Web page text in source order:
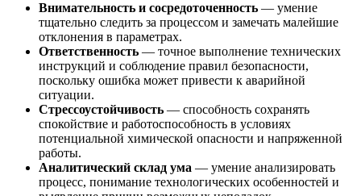
Внимательность и сосредоточенность — умение
тщательно следить за процессом и замечать малейшие
отклонения в параметрах.
Ответственность — точное выполнение технических
инструкций и соблюдение правил безопасности,
поскольку ошибка может привести к аварийной
ситуации.
Стрессоустойчивость — способность сохранять
спокойствие и работоспособность в условиях
потенциальной химической опасности и напряженной
работы.
Аналитический склад ума — умение анализировать
процесс, понимание технологических особенностей и